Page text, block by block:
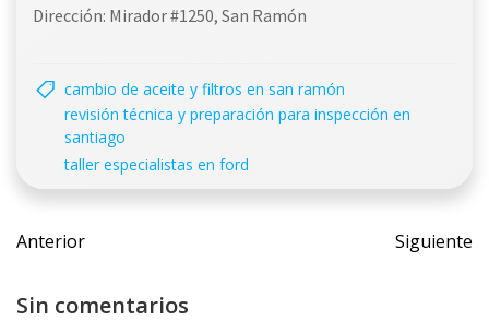
Dirección: Mirador #1250, San Ramón
cambio de aceite y filtros en san ramón
revisión técnica y preparación para inspección en
santiago
taller especialistas en ford
Navegación
de
entradas
Anterior
de
Siguiente
Sin comentarios